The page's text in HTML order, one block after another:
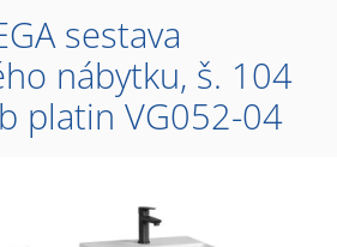
sestava
nábytku, š. 104
platin VG052-04